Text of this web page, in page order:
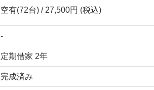
空有(72台) / 27,500円 (税込)
-
定期借家 2年
完成済み